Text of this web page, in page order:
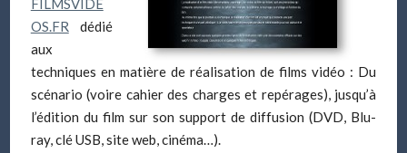
FILMSVIDE
OS.FR dédié
aux
techniques en matière de réalisation de films vidéo : Du
scénario (voire cahier des charges et repérages), jusqu’à
l’édition du film sur son support de diffusion (DVD, Blu-
ray, clé USB, site web, cinéma…).